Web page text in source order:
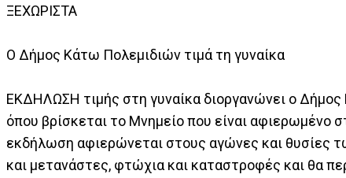
ΞΕΧΩΡΙΣΤΑ
Ο Δήμος Κάτω Πολεμιδιών τιμά τη γυναίκα
ΕΚΔΗΛΩΣΗ τιμής στη γυναίκα διοργανώνει ο
όπου βρίσκεται το Μνημείο που είναι αφιερωμένο
εκδήλωση αφιερώνεται στους αγώνες και θυσίες
και μετανάστες, φτώχια και καταστροφές και θα